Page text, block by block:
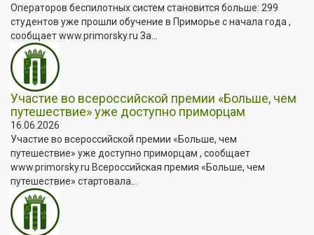
Операторов беспилотных систем становится больше: 299
студентов уже прошли обучение в Приморье с начала года ,
сообщает www.primorsky.ru За...
Участие во всероссийской премии «Больше, чем
путешествие» уже доступно приморцам
16.06.2026
Участие во всероссийской премии «Больше, чем
путешествие» уже доступно приморцам , сообщает
www.primorsky.ru Всероссийская премия «Больше, чем
путешествие» стартовала...